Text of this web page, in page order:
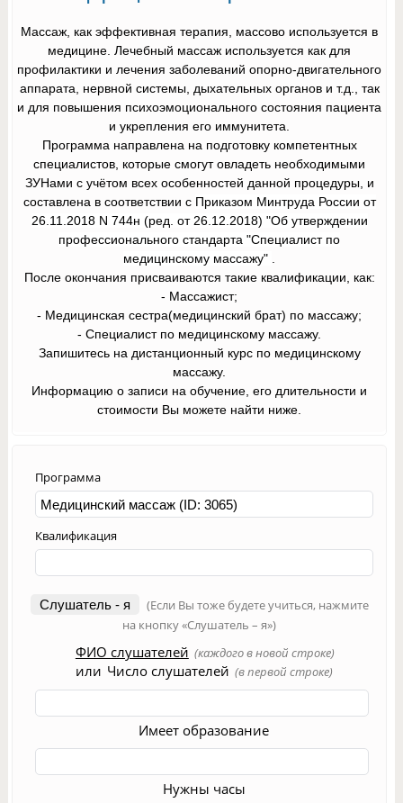
Массаж, как эффективная терапия, массово используется в
медицине. Лечебный массаж используется как для
профилактики и лечения заболеваний опорно-двигательного
аппарата, нервной системы, дыхательных органов и т.д., так
и для повышения психоэмоционального состояния пациента
и укрепления его иммунитета.
Программа направлена на подготовку компетентных
специалистов, которые смогут овладеть необходимыми
ЗУНами с учётом всех особенностей данной процедуры, и
составлена в соответствии с Приказом Минтруда России от
26.11.2018 N 744н (ред. от 26.12.2018) "Об утверждении
профессионального стандарта "Специалист по
медицинскому массажу" .
После окончания присваиваются такие квалификации, как:
- Массажист;
- Медицинская сестра(медицинский брат) по массажу;
- Специалист по медицинскому массажу.
Запишитесь на дистанционный курс по медицинскому
массажу.
Информацию о записи на обучение, его длительности и
стоимости Вы можете найти ниже.
Программа
Квалификация
Слушатель - я
(Если Вы тоже будете учиться, нажмите
на кнопку «Слушатель – я»)
ФИО слушателей (каждого в новой строке)
или Число слушателей (в первой строке)
Имеет образование
Нужны часы